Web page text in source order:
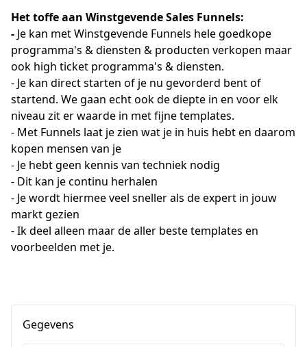
Het toffe aan Winstgevende Sales Funnels:
- Je kan met Winstgevende Funnels hele goedkope
programma's & diensten & producten verkopen maar
ook high ticket programma's & diensten.
- Je kan direct starten of je nu gevorderd bent of
startend. We gaan echt ook de diepte in en voor elk
niveau zit er waarde in met fijne templates.
- Met Funnels laat je zien wat je in huis hebt en daarom
kopen mensen van je
- Je hebt geen kennis van techniek nodig
- Dit kan je continu herhalen
- Je wordt hiermee veel sneller als de expert in jouw
markt gezien
- Ik deel alleen maar de aller beste templates en
voorbeelden met je.
Gegevens